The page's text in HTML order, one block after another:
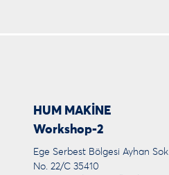
HUM MAKİNE
Workshop-2
Ege Serbest Bölgesi Ayhan Sok.
No. 22/C 35410